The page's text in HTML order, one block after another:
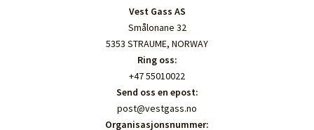
Vest Gass AS
Smålonane 32
5353 STRAUME, NORWAY
Ring oss:
+47 55010022
Send oss en epost:
post@vestgass.no
Organisasjonsnummer: